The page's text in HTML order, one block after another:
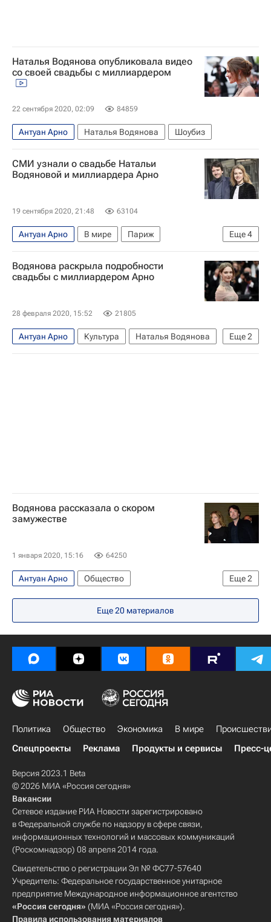
Наталья Водянова опубликовала видео
со своей свадьбы с миллиардером
22 сентября 2020, 02:09 84859
Антуан Арно Наталья Водянова Шоубиз
СМИ узнали о свадьбе Натальи
Водяновой и миллиардера Арно
19 сентября 2020, 21:48 63104
Еще4
Антуан Арно В мире
Париж
Наталья Водянова
свадьбы
Культура
Шоубиз
Водянова раскрыла подробности
свадьбы с миллиардером Арно
28 февраля 2020, 15:52 21805
Еще2
Антуан Арно Культура
Наталья Водянова
Франция
Новости культуры
Водянова рассказала о скором
замужестве
1 января 2020, 15:16 64250
Еще2
Антуан Арно
Общество
Наталья Водянова
Шоубиз
Еще20 материалов
Политика Общество Экономика В мире
Спецпроекты
Реклама Продукты и сервисы Пресс-
Версия 2023.1 Beta
© 2026 МИА «Россия сегодня»
Вакансии
Сетевое издание РИА Новости зарегистрировано
в Федеральной службе по надзору в сфере связи,
информационных технологий и массовых коммуникаций
(Роскомнадзор) 08 апреля 2014 года.
Свидетельство о регистрации Эл № ФС77-57640
Учредитель: Федеральное государственное унитарное
предприятие Международное информационное агентство
«Россия сегодня» (МИА «Россия сегодня»).
Правила использования материалов